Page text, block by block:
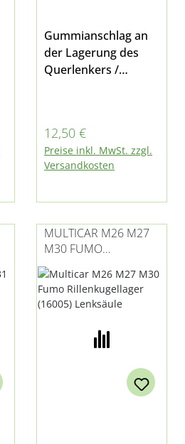
Gummianschlag an
der Lagerung des
Querlenkers /
M31
Regulärer Preis:
12,50 €
Preise inkl. MwSt. zzgl.
Versandkosten
MULTICAR M26 M27
M30 FUMO
RILLENKUGELLAGER
(16005) LENKSÄULE